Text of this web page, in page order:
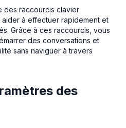
des raccourcis clavier
à effectuer rapidement et
Grâce à ces raccourcis, vous
des conversations et
sans naviguer à travers
des